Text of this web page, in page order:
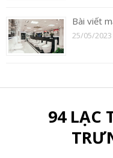
Bài viết
25/05/2023
94 LẠC